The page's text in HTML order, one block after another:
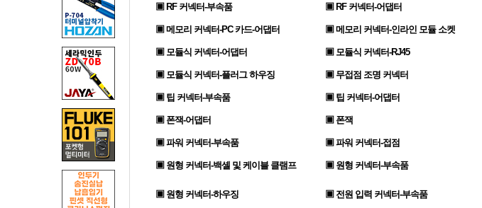
▣ RF 커넥터-부속품 ▣ RF 커넥터-어댑터
▣ 메모리 커넥터-PC 카드-어댑터 ▣ 메모리 커넥터-인라인 모듈 소켓
▣ 모듈식 커넥터-어댑터 ▣ 모듈식 커넥터-RJ45
▣ 모듈식 커넥터-플러그 하우징 ▣ 무접점 조명 커넥터
▣ 팁 커넥터-부속품 ▣ 팁 커넥터-어댑터
▣ 폰잭-어댑터 ▣ 폰잭
▣ 파워 커넥터-부속품 ▣ 파워 커넥터-접점
▣ 원형 커넥터-백셸 및 케이블 클램프 ▣ 원형 커넥터-부속품
▣ 원형 커넥터-하우징 ▣ 전원 입력 커넥터-부속품